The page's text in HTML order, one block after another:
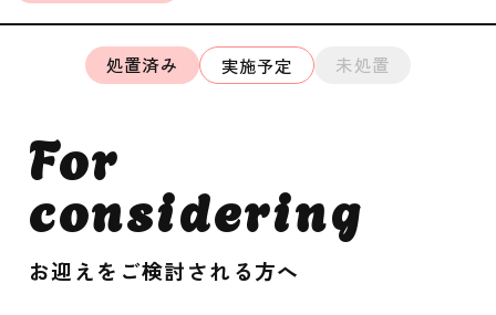
処置済み 実施予定 未処置
For
considering
お迎えをご検討される方へ